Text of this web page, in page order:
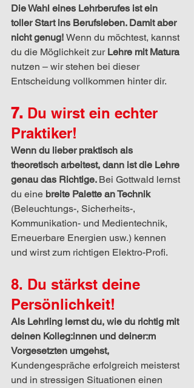
Die Wahl eines Lehrberufes ist ein
toller Start ins Berufsleben. Damit aber
nicht genug! Wenn du möchtest, kannst
du die Möglichkeit zur Lehre mit Matura
nutzen – wir stehen bei dieser
Entscheidung vollkommen hinter dir.
7. Du wirst ein echter
Praktiker!
Wenn du lieber praktisch als
theoretisch arbeitest, dann ist die Lehre
genau das Richtige. Bei Gottwald lernst
du eine breite Palette an Technik
(Beleuchtungs-, Sicherheits-,
Kommunikation- und Medientechnik,
Erneuerbare Energien usw.) kennen
und wirst zum richtigen Elektro-Profi.
8. Du stärkst deine
Persönlichkeit!
Als Lehrling lernst du, wie du richtig mit
deinen Kolleg:innen und deiner:m
Vorgesetzten umgehst,
Kundengespräche erfolgreich meisterst
und in stressigen Situationen einen